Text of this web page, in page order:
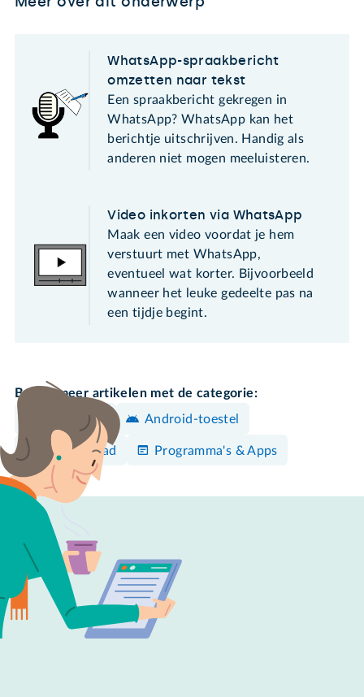
WhatsApp-spraakbericht
omzetten naar tekst
Een spraakbericht gekregen in
WhatsApp? WhatsApp kan het
berichtje uitschrijven. Handig als
anderen niet mogen meeluisteren.
Video inkorten via WhatsApp
Maak een video voordat je hem
verstuurt met WhatsApp,
eventueel wat korter. Bijvoorbeeld
wanneer het leuke gedeelte pas na
een tijdje begint.
Bekijk meer artikelen met de categorie:
WhatsApp
Android-toestel
iPhone/iPad Programma's & Apps